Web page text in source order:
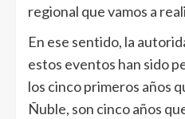
regional que vamos a
En ese sentido, la
estos eventos han sido
los cinco primeros años
Ñuble, son cinco años